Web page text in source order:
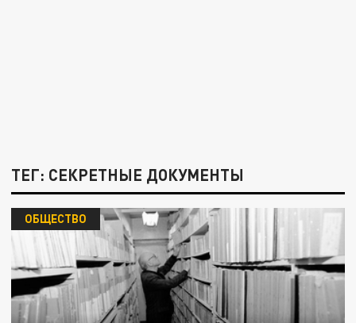
ТЕГ: СЕКРЕТНЫЕ ДОКУМЕНТЫ
ОБЩЕСТВО